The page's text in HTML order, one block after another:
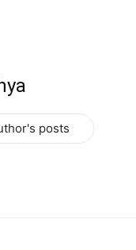
posts